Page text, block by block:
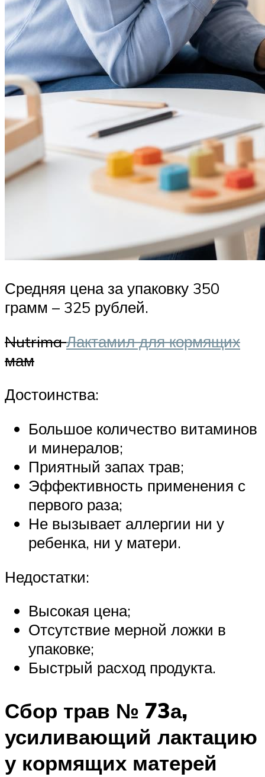
Средняя цена за упаковку 350
грамм – 325 рублей.
NutrimaЛактамил для кормящих
мам
Достоинства:
Большое количество витаминов
и минералов;
Приятный запах трав;
Эффективность применения с
первого раза;
Не вызывает аллергии ни у
ребенка, ни у матери.
Недостатки:
Высокая цена;
Отсутствие мерной ложки в
упаковке;
Быстрый расход продукта.
Сбор трав № 73а,
усиливающий лактацию
у кормящих матерей